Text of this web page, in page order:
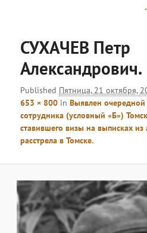
СУХАЧЕВ Петр
Александрович.
Published Пятница, 21 октября,
653 × 800 inВыявлен
сотрудника (условный «Б»)
ставившего визы на выписках из
расстрела в Томске.